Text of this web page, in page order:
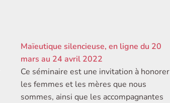
Maïeutique silencieuse, en ligne du 20
mars au 24 avril 2022
Ce séminaire est une invitation à honorer
les femmes et les mères que nous
sommes, ainsi que les accompagnantes